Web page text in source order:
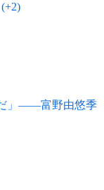
だ」——富野由悠季